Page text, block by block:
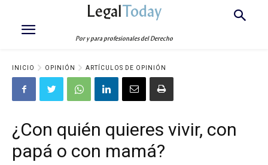
LegalToday
Por y para profesionales del Derecho
INICIO OPINIÓN ARTÍCULOS DE OPINIÓN
¿Con quién quieres vivir, con
papá o con mamá?